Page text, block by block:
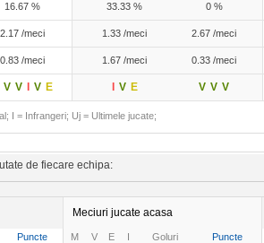
16.67 % 33.33 % 0 %
2.17 /meci 1.33 /meci 2.67 /meci
0.83 /meci 1.67 /meci 0.33 /meci
V V V E V E V V V
I = Infrangeri; Uj = Ultimele jucate;
de fiecare echipa:
Meciuri jucate acasa
Puncte M V E I Goluri Puncte